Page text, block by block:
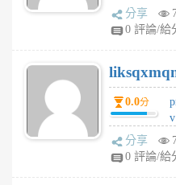
6
前
分享
0 評論/給
0.0分
v
分享
0 評論/給